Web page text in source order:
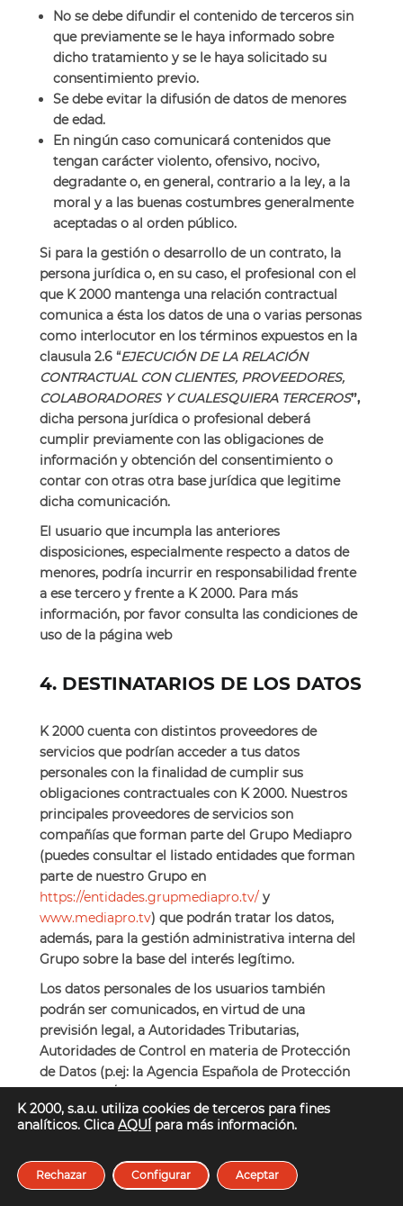
No se debe difundir el contenido de terceros sin
que previamente se le haya informado sobre
dicho tratamiento y se le haya solicitado su
consentimiento previo.
Se debe evitar la difusión de datos de menores
de edad.
En ningún caso comunicará contenidos que
tengan carácter violento, ofensivo, nocivo,
degradante o, en general, contrario a la ley, a la
moral y a las buenas costumbres generalmente
aceptadas o al orden público.
Si para la gestión o desarrollo de un contrato, la
persona jurídica o, en su caso, el profesional con el
que K 2000 mantenga una relación contractual
comunica a ésta los datos de una o varias personas
como interlocutor en los términos expuestos en la
clausula 2.6 “EJECUCIÓN DE LA RELACIÓN
CONTRACTUAL CON CLIENTES, PROVEEDORES,
COLABORADORES Y CUALESQUIERA TERCEROS”,
dicha persona jurídica o profesional deberá
cumplir previamente con las obligaciones de
información y obtención del consentimiento o
contar con otras otra base jurídica que legitime
dicha comunicación.
El usuario que incumpla las anteriores
disposiciones, especialmente respecto a datos de
menores, podría incurrir en responsabilidad frente
a ese tercero y frente a K 2000. Para más
información, por favor consulta las condiciones de
uso de la página web
4. DESTINATARIOS DE LOS DATOS
K 2000 cuenta con distintos proveedores de
servicios que podrían acceder a tus datos
personales con la finalidad de cumplir sus
obligaciones contractuales con K 2000. Nuestros
principales proveedores de servicios son
compañías que forman parte del Grupo Mediapro
(puedes consultar el listado entidades que forman
parte de nuestro Grupo en
https://entidades.grupmediapro.tv/ y
www.mediapro.tv) que podrán tratar los datos,
además, para la gestión administrativa interna del
Grupo sobre la base del interés legítimo.
Los datos personales de los usuarios también
podrán ser comunicados, en virtud de una
previsión legal, a Autoridades Tributarias,
Autoridades de Control en materia de Protección
de Datos (p.ej: la Agencia Española de Protección
del Estado, Jueces y Tribunales si así fuese
requerido o fuera necesario.
En los concursos, promociones, programas,
sorteos o cualesquiera otras iniciativas que realice
K 2000, s.a.u. utiliza cookies de terceros para fines
analíticos. Clica AQUÍ para más información.
Aceptar
Rechazar Configurar